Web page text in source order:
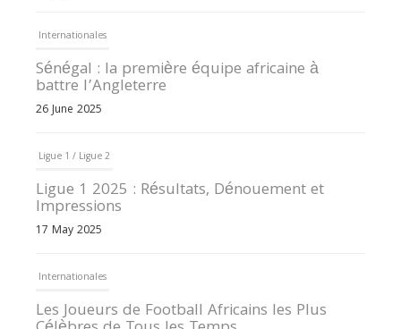
Internationales
Sénégal : la première équipe africaine à
battre l’Angleterre
26 June 2025
Ligue 1 / Ligue 2
Ligue 1 2025 : Résultats, Dénouement et
Impressions
17 May 2025
Internationales
Les Joueurs de Football Africains les Plus